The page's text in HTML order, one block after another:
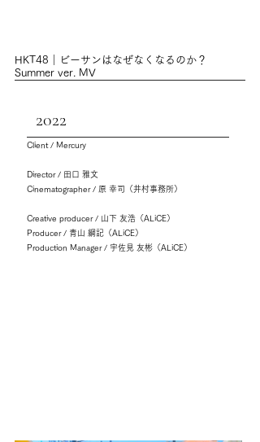
HKT48｜ビーサンはなぜなくなるのか？
Summer ver. MV
2022
Client / Mercury
Director / 田口 雅文
Cinematographer / 原 幸司（井村事務所）
Creative producer / 山下 友浩（ALiCE）
Producer / 青山 綱記（ALiCE）
Production Manager / 宇佐見 友彬（ALiCE）